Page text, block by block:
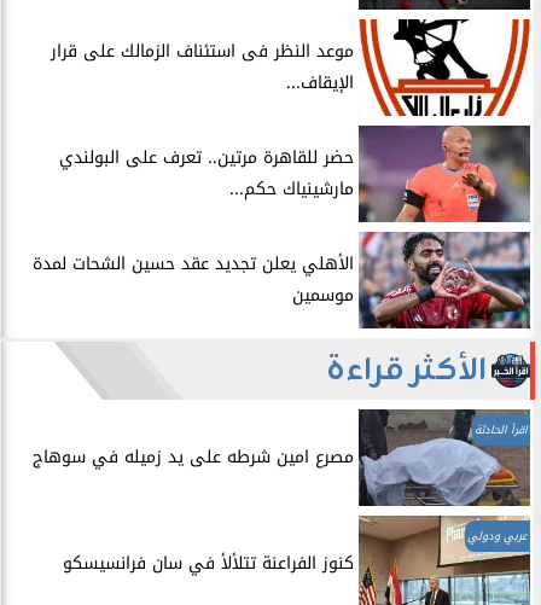
موعد النظر فى استئناف الزمالك على قرار
الإيقاف...
حضر للقاهرة مرتين.. تعرف على البولندي
مارشينياك حكم...
الأهلي يعلن تجديد عقد حسين الشحات لمدة
موسمين
الأكثر قراءة
اقرأ الحادثة
مصرع امين شرطه على يد زميله في سوهاج
عربي ودولي
​كنوز الفراعنة تتلألأ في سان فرانسيسكو